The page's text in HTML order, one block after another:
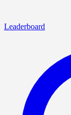
Leaderboard